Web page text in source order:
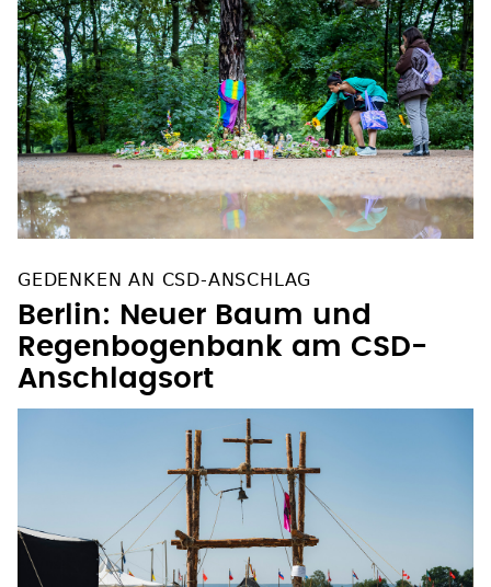
GEDENKEN AN CSD-ANSCHLAG
Berlin: Neuer Baum und
Regenbogenbank am CSD-
Anschlagsort